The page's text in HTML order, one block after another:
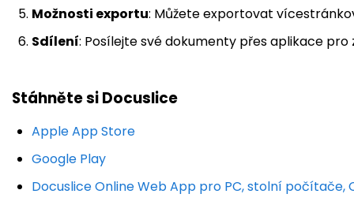
Možnosti exportu: Můžete exportovat
Sdílení: Posílejte své dokumenty přes aplikace
Stáhněte si Docuslice
Apple App Store
Google Play
Docuslice Online Web App pro PC, stolní počítače,